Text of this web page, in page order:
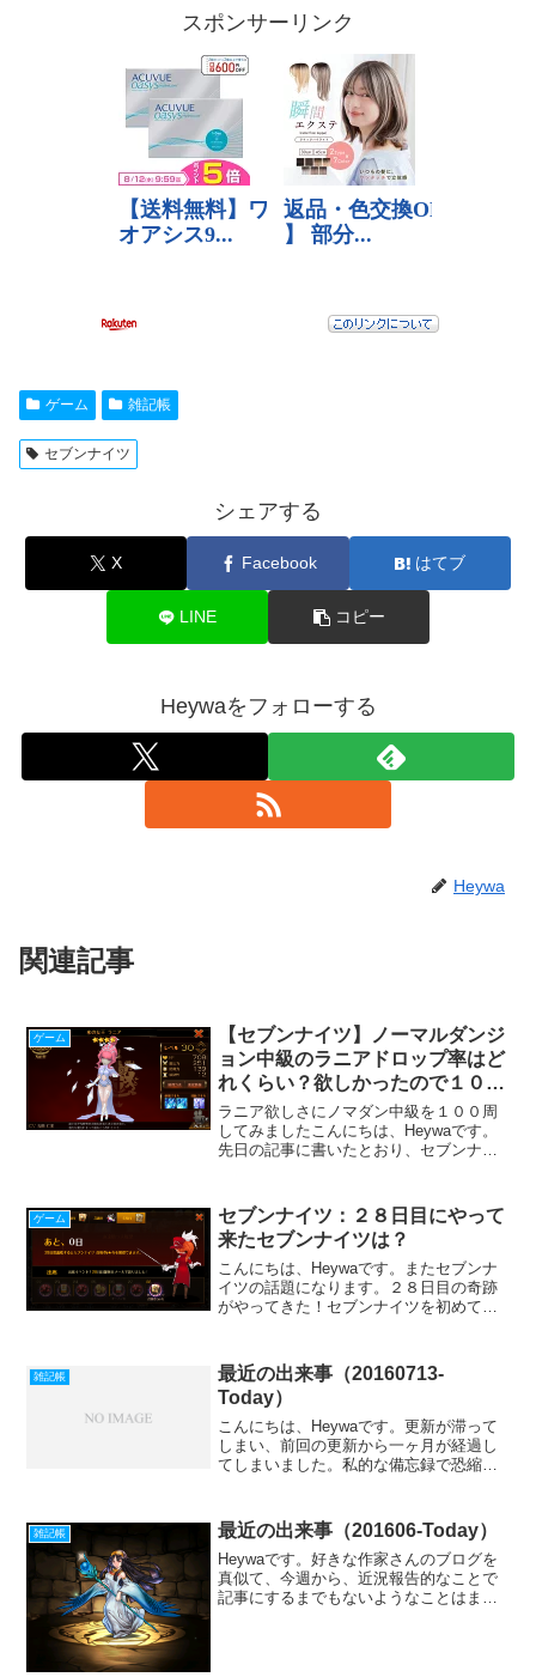
スポンサーリンク
ゲーム 雑記帳
セブンナイツ
シェアする
X Facebook はてブ
LINE コピー
Heywaをフォローする
Heywa
関連記事
ゲーム
【セブンナイツ】ノーマルダンジ
ョン中級のラニアドロップ率はど
れくらい？欲しかったので１００
周してみた
ラニア欲しさにノマダン中級を１００周
してみましたこんにちは、Heywaです。
先日の記事に書いたとおり、セブンナイ
７「吹雪の大地」で詰まってしまいまし
た。状態異常の凍結が...
ゲーム
セブンナイツ：２８日目にやって
来たセブンナイツは？
こんにちは、Heywaです。またセブンナ
イツの話題になります。２８日目の奇跡
がやってきた！セブンナイツを初めて２
もらえるのですが、私の７日目にやって
きたセブンナイツはレ...
雑記帳
最近の出来事（20160713-
Today）
こんにちは、Heywaです。更新が滞って
しまい、前回の更新から一ヶ月が経過し
てしまいました。私的な備忘録で恐縮で
す。セブンナイツクロエがやって来た！
セブンナイツの中でもダ...
雑記帳 最近の出来事（201606-Today）
Heywaです。好きな作家さんのブログを
真似て、今週から、近況報告的なことで
記事にするまでもないようなことはまと